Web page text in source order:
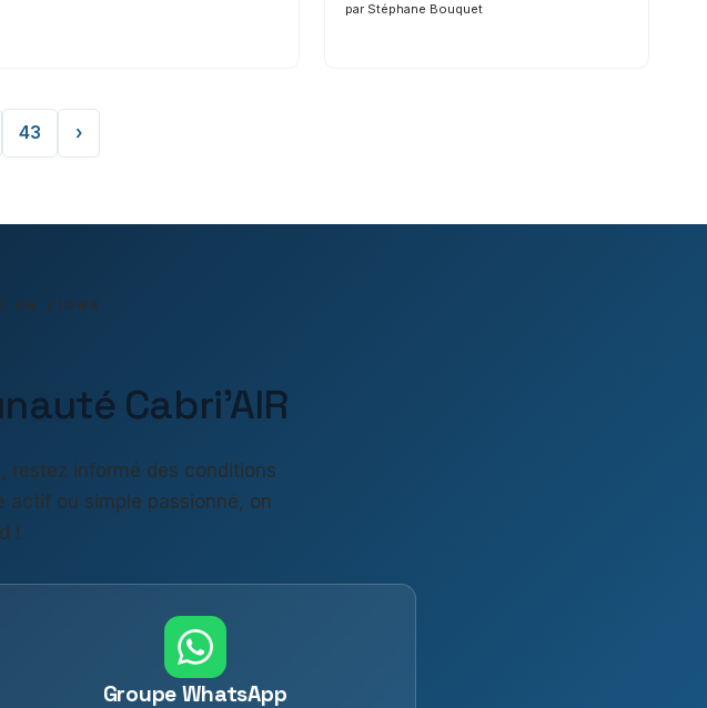
par Stéphane Bouquet
43 ›
EN LIGNE
Cabri'AIR
restez informé des conditions
actif ou simple passionné, on
!
Groupe WhatsApp